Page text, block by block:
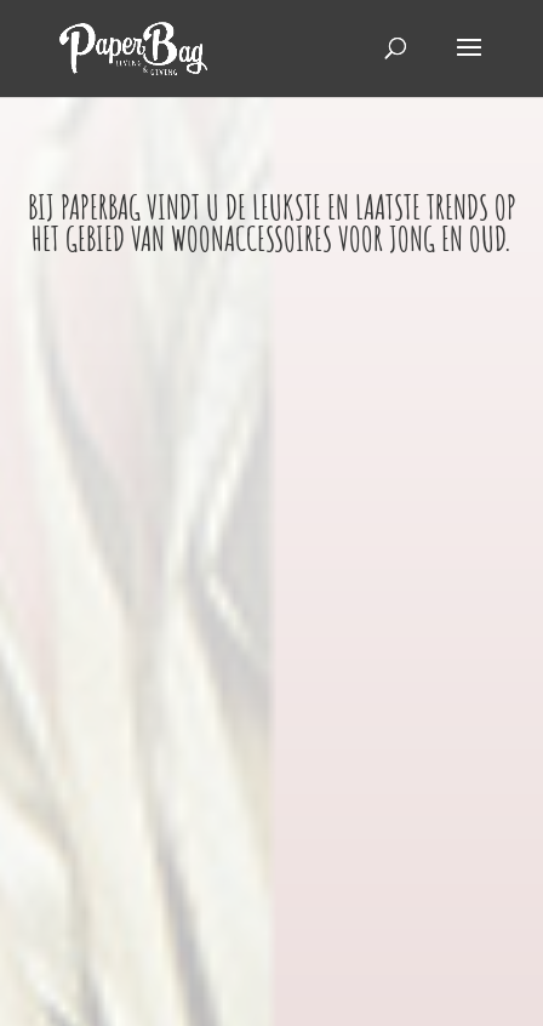
BIJ PAPERBAG VINDT U DE LEUKSTE EN LAATSTE TRENDS OP
HET GEBIED VAN WOONACCESSOIRES VOOR JONG EN OUD.